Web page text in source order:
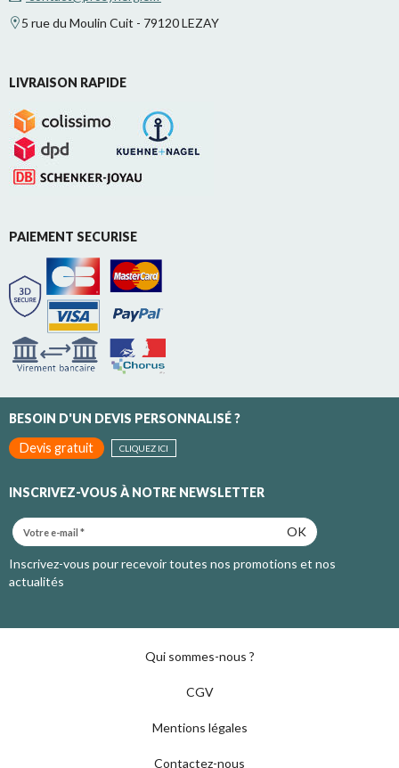
5 rue du Moulin Cuit - 79120 LEZAY
LIVRAISON RAPIDE
PAIEMENT SECURISE
BESOIN D'UN DEVIS PERSONNALISÉ ?
Devis gratuit
CLIQUEZ ICI
INSCRIVEZ-VOUS À NOTRE NEWSLETTER
OK
Inscrivez-vous pour recevoir toutes nos promotions et nos
actualités
Qui sommes-nous ?
CGV
Mentions légales
Contactez-nous